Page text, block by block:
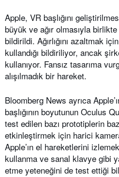
Apple, VR başlığını
büyük ve ağır olmasıyla
bildirildi. Ağırlığını azaltmak
kullandığı bildiriliyor, ancak
kullanıyor. Fansız tasarıma
alışılmadık bir hareket.
Bloomberg News ayrıca
başlığının boyutunun Oculus
test edilen bazı prototiplerin
etkinleştirmek için harici
Apple’ın el hareketlerini
kullanma ve sanal klavye gibi
etme yeteneğini de test ettiği